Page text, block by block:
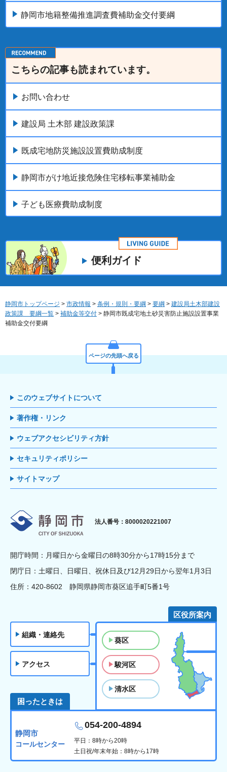
静岡市地籍整備推進調査費補助金交付要綱
こちらの記事も読まれています。
お問い合わせ
建設局 土木部 建設政策課
既成宅地防災施設設置費助成制度
静岡市がけ地近接危険住宅移転事業補助金
子ども医療費助成制度
便利ガイド
静岡市トップページ > 市政情報 > 条例・規則・要綱 > 要綱 > 建設局土木部建設
政策課 要綱一覧 > 補助金等交付 > 静岡市既成宅地土砂災害防止施設設置事業
補助金交付要綱
ページの先頭へ戻る
このウェブサイトについて
著作権・リンク
ウェブアクセシビリティ方針
セキュリティポリシー
サイトマップ
静岡市
法人番号：8000020221007
開庁時間：月曜日から金曜日の8時30分から17時15分まで
閉庁日：土曜日、日曜日、祝休日及び12月29日から翌年1月3日
住所：420-8602 静岡県静岡市葵区追手町5番1号
組織・連絡先
アクセス
区役所案内
葵区
駿河区
清水区
困ったときは
静岡市
コールセンター
054-200-4894
平日：8時から20時
土日祝/年末年始：8時から17時